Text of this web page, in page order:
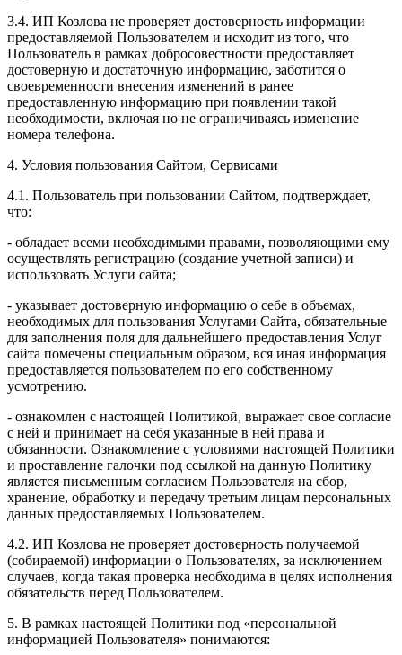
3.4. ИП Козлова не проверяет достоверность информации
предоставляемой Пользователем и исходит из того, что
Пользователь в рамках добросовестности предоставляет
достоверную и достаточную информацию, заботится о
своевременности внесения изменений в ранее
предоставленную информацию при появлении такой
необходимости, включая но не ограничиваясь изменение
номера телефона.
4. Условия пользования Сайтом, Сервисами
4.1. Пользователь при пользовании Сайтом, подтверждает,
что:
- обладает всеми необходимыми правами, позволяющими ему
осуществлять регистрацию (создание учетной записи) и
использовать Услуги сайта;
- указывает достоверную информацию о себе в объемах,
необходимых для пользования Услугами Сайта, обязательные
для заполнения поля для дальнейшего предоставления Услуг
сайта помечены специальным образом, вся иная информация
предоставляется пользователем по его собственному
усмотрению.
- ознакомлен с настоящей Политикой, выражает свое согласие
с ней и принимает на себя указанные в ней права и
обязанности. Ознакомление с условиями настоящей Политики
и проставление галочки под ссылкой на данную Политику
является письменным согласием Пользователя на сбор,
хранение, обработку и передачу третьим лицам персональных
данных предоставляемых Пользователем.
4.2. ИП Козлова не проверяет достоверность получаемой
(собираемой) информации о Пользователях, за исключением
случаев, когда такая проверка необходима в целях исполнения
обязательств перед Пользователем.
5. В рамках настоящей Политики под «персональной
информацией Пользователя» понимаются: